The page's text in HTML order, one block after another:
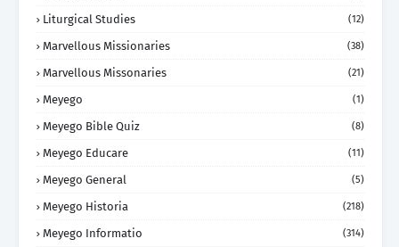
Liturgical Studies (12)
Marvellous Missionaries (38)
Marvellous Missonaries (21)
Meyego (1)
Meyego Bible Quiz (8)
Meyego Educare (11)
Meyego General (5)
Meyego Historia (218)
Meyego Informatio (314)